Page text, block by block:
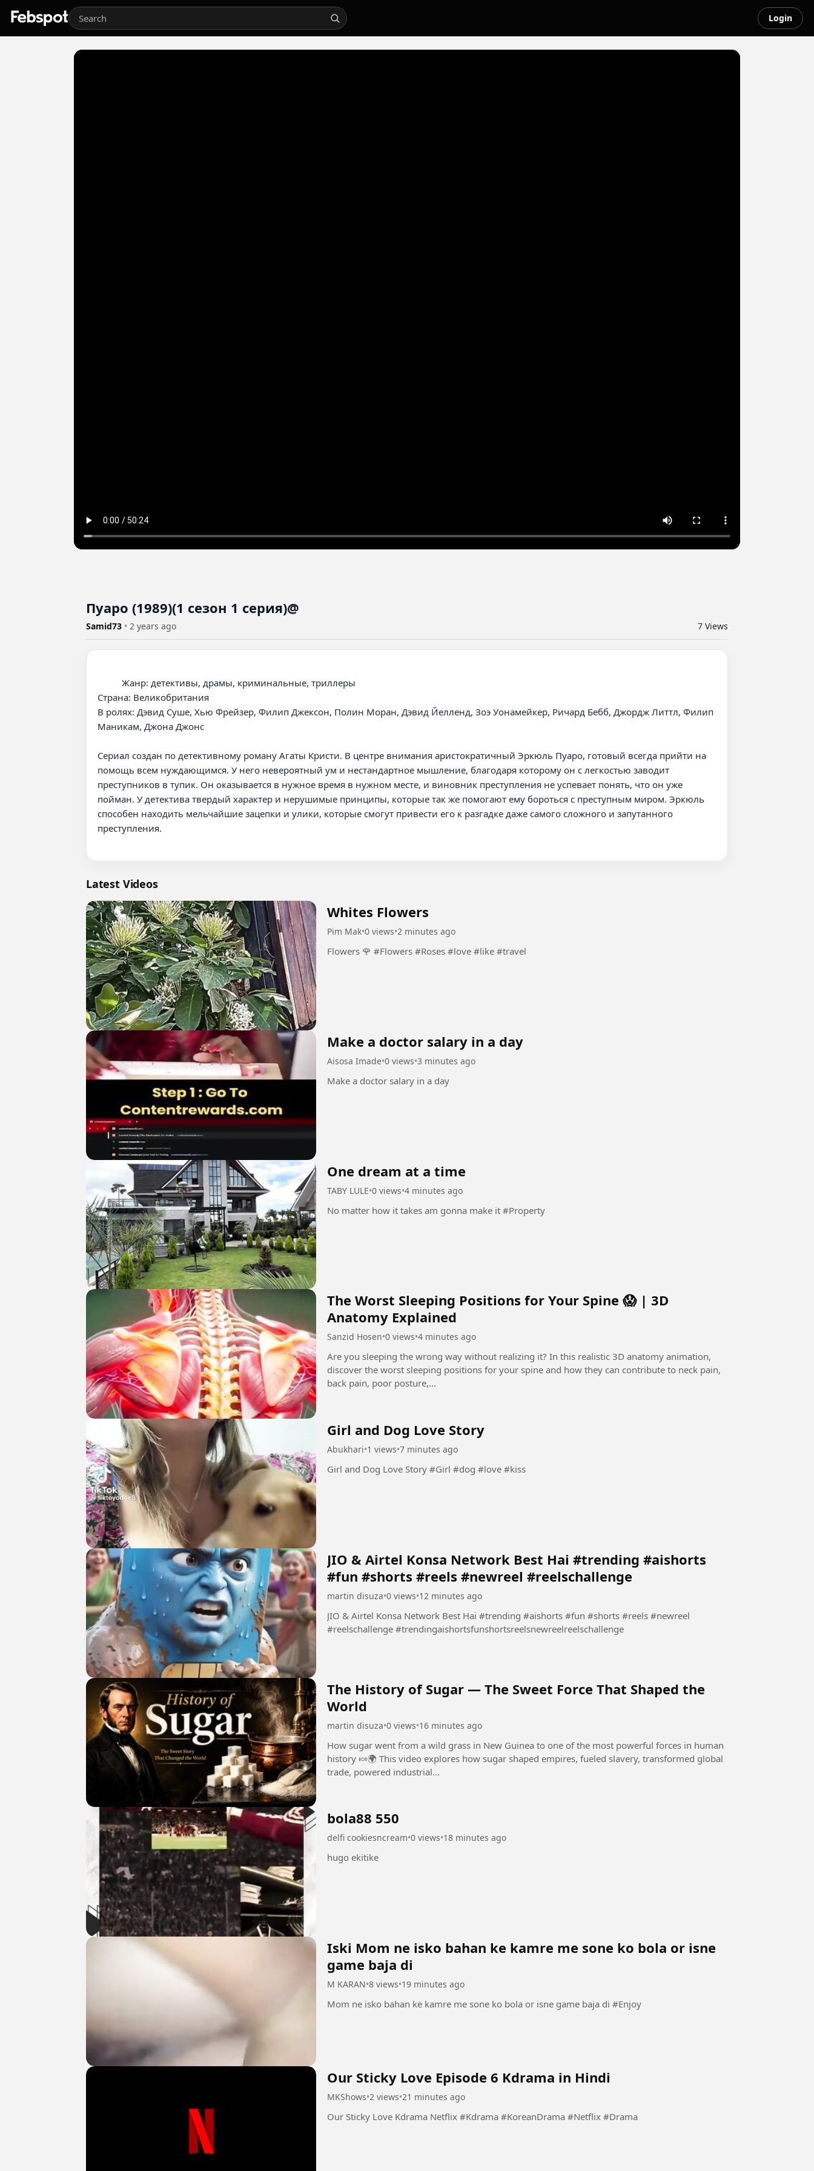
Login
Пуаро (1989)(1 сезон 1 серия)@
Samid73 • 2 years ago 7 Views
Страна: Великобритания
В ролях: Дэвид Суше, Хью Фрейзер, Филип Джексон, Полин Моран, Дэвид Йелленд, Зоэ Уонамейкер, Ричард Бебб, Джордж Литтл, Филип
Маникам, Джона Джонс
Сериал создан по детективному роману Агаты Кристи. В центре внимания аристократичный Эркюль Пуаро, готовый всегда прийти на
помощь всем нуждающимся. У него невероятный ум и нестандартное мышление, благодаря которому он с легкостью заводит
преступников в тупик. Он оказывается в нужное время в нужном месте, и виновник преступления не успевает понять, что он уже
пойман. У детектива твердый характер и нерушимые принципы, которые так же помогают ему бороться с преступным миром. Эркюль
способен находить мельчайшие зацепки и улики, которые смогут привести его к разгадке даже самого сложного и запутанного
преступления.
Latest Videos
Whites Flowers
Pim Mak•0 views•2 minutes ago
Flowers 🌹 #Flowers #Roses #love #like #travel
Make a doctor salary in a day
Aisosa Imade•0 views•3 minutes ago
Make a doctor salary in a day
One dream at a time
TABY LULE•0 views•4 minutes ago
No matter how it takes am gonna make it #Property
The Worst Sleeping Positions for Your Spine 😱 | 3D
Anatomy Explained
Sanzid Hosen•0 views•4 minutes ago
Are you sleeping the wrong way without realizing it? In this realistic 3D anatomy animation,
discover the worst sleeping positions for your spine and how they can contribute to neck pain,
back pain, poor posture,...
Girl and Dog Love Story
Abukhari•1 views•7 minutes ago
Girl and Dog Love Story #Girl #dog #love #kiss
JIO & Airtel Konsa Network Best Hai #trending #aishorts
#fun #shorts #reels #newreel #reelschallenge
martin disuza•0 views•12 minutes ago
JIO & Airtel Konsa Network Best Hai #trending #aishorts #fun #shorts #reels #newreel
#reelschallenge #trendingaishortsfunshortsreelsnewreelreelschallenge
The History of Sugar — The Sweet Force That Shaped the
World
martin disuza•0 views•16 minutes ago
How sugar went from a wild grass in New Guinea to one of the most powerful forces in human
history 🍬🌍 This video explores how sugar shaped empires, fueled slavery, transformed global
trade, powered industrial...
bola88 550
delfi cookiesncream•0 views•18 minutes ago
hugo ekitike
Iski Mom ne isko bahan ke kamre me sone ko bola or isne
game baja di
M KARAN•8 views•19 minutes ago
Mom ne isko bahan ke kamre me sone ko bola or isne game baja di #Enjoy
Our Sticky Love Episode 6 Kdrama in Hindi
MKShows•2 views•21 minutes ago
Our Sticky Love Kdrama Netflix #Kdrama #KoreanDrama #Netflix #Drama